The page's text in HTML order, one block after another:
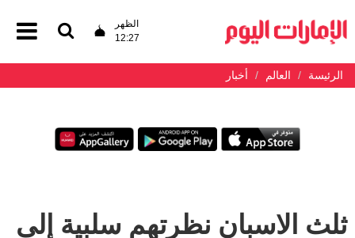
الظهر
12:27
الرئيسة العالم أخبار
ثلث الاسبان نظرتهم سلبية إلى